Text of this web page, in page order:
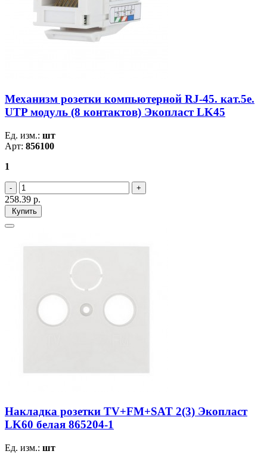
Механизм розетки компьютерной RJ-45. кат.5е.
UTP модуль (8 контактов) Экопласт LK45
Ед. изм.: шт
Арт: 856100
1
258.39 р.
Купить
Накладка розетки TV+FM+SAT 2(3) Экопласт
LK60 белая 865204-1
Ед. изм.: шт